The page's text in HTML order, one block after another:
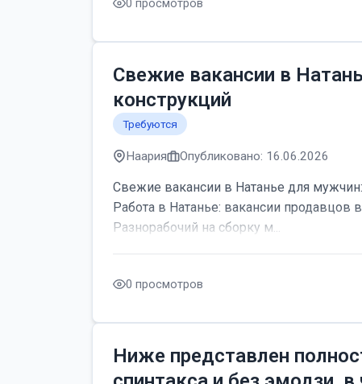
0 просмотров
Свежие вакансии в
конструкций
Требуются
Наария Опубликовано: 16.06.2026
Свежие вакансии в Натанье для
Работа в Натанье: вакансии
Разнорабочий на сборку м...
0 просмотров
Ниже представлен